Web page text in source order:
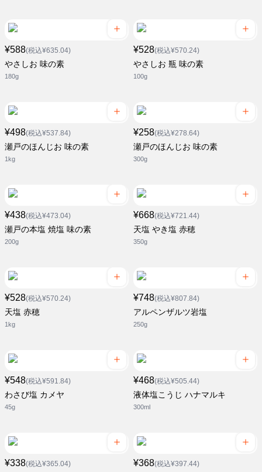
¥588(税込¥635.04)
やさしお 味の素
180g
¥528(税込¥570.24)
やさしお 瓶 味の素
100g
¥498(税込¥537.84)
瀬戸のほんじお 味の素
1kg
¥258(税込¥278.64)
瀬戸のほんじお 味の素
300g
¥438(税込¥473.04)
瀬戸の本塩 焼塩 味の素
200g
¥668(税込¥721.44)
天塩 やき塩 赤穂
350g
¥528(税込¥570.24)
天塩 赤穂
1kg
¥748(税込¥807.84)
アルペンザルツ岩塩
250g
¥548(税込¥591.84)
わさび塩 カメヤ
45g
¥468(税込¥505.44)
液体塩こうじ ハナマルキ
300ml
¥338(税込¥365.04) ¥368(税込¥397.44)